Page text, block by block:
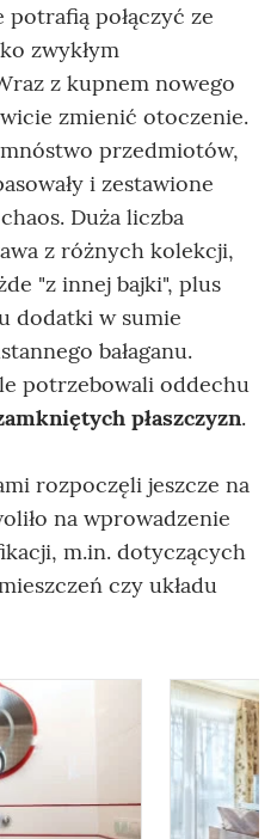
połączyć ze
zwykłym
z kupnem nowego
zmienić otoczenie.
przedmiotów,
i zestawione
Duża liczba
z różnych kolekcji,
"z innej bajki", plus
dodatki w sumie
bałaganu.
potrzebowali oddechu
płaszczyzn.
rozpoczęli jeszcze na
na wprowadzenie
m.in. dotyczących
czy układu